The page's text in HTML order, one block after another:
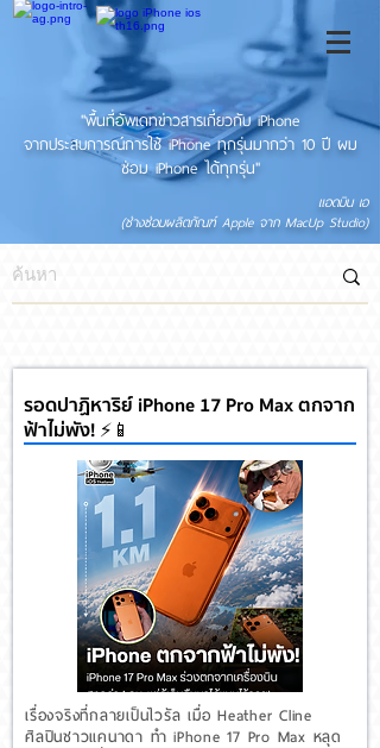
"พื้นที่อัพเดทข่าวสารเกี่ยวกับ iPhone
จากประสบการณ์การใช้ iPhone ทุกรุ่นมากว่า 10 ปี ผม
ซ่อม iPhone ได้ทุกรุ่น"
แอดมิน เอ
(ช่างซ่อมผลิตภัณฑ์ Apple จาก MacUp Studio)
รอดปาฏิหาริย์ iPhone 17 Pro Max ตกจาก
ฟ้าไม่พัง! ⚡📱
เรื่องจริงที่กลายเป็นไวรัล เมื่อ Heather Cline
ศิลปินชาวแคนาดา ทำ iPhone 17 Pro Max หลุด